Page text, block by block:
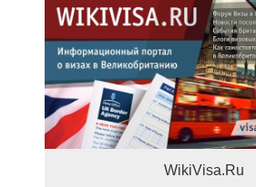
WikiVisa.Ru